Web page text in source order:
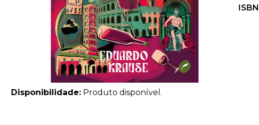
Disponibilidade: Produto disponível.